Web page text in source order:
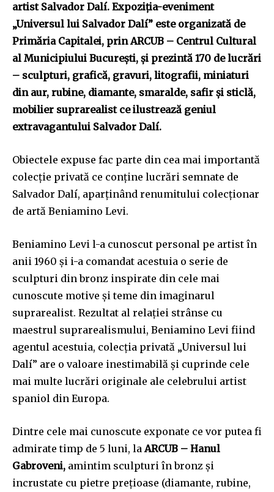
artist Salvador Dalí. Expoziția-eveniment
„Universul lui Salvador Dalí” este organizată de
Primăria Capitalei, prin ARCUB – Centrul Cultural
al Municipiului București, și prezintă 170 de lucrări
– sculpturi, grafică, gravuri, litografii, miniaturi
din aur, rubine, diamante, smaralde, safir și sticlă,
mobilier suprarealist ce ilustrează geniul
extravagantului Salvador Dalí.
Obiectele expuse fac parte din cea mai importantă
colecție privată ce conține lucrări semnate de
Salvador Dalí, aparținând renumitului colecționar
de artă Beniamino Levi.
Beniamino Levi l-a cunoscut personal pe artist în
anii 1960 și i-a comandat acestuia o serie de
sculpturi din bronz inspirate din cele mai
cunoscute motive și teme din imaginarul
suprarealist. Rezultat al relației strânse cu
maestrul suprarealismului, Beniamino Levi fiind
agentul acestuia, colecția privată „Universul lui
Dalí” are o valoare inestimabilă și cuprinde cele
mai multe lucrări originale ale celebrului artist
spaniol din Europa.
Dintre cele mai cunoscute exponate ce vor putea fi
admirate timp de 5 luni, laARCUB – Hanul
Gabroveni, amintim sculpturi în bronz și
incrustate cu pietre prețioase (diamante, rubine,